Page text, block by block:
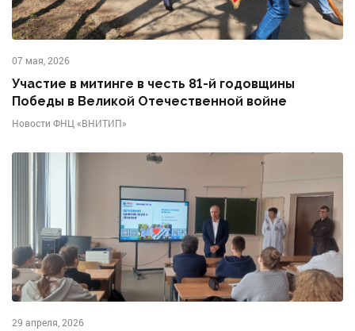
07 мая, 2026
Участие в митинге в честь 81-й годовщины
Победы в Великой Отечественной войне
Новости ФНЦ «ВНИТИП»
29 апреля, 2026